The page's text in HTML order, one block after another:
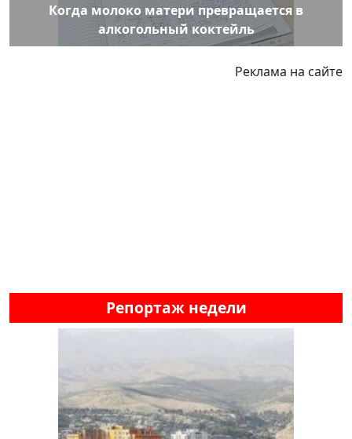
Когда молоко матери превращается в
алкогольный коктейль
Реклама на сайте
Репортаж недели